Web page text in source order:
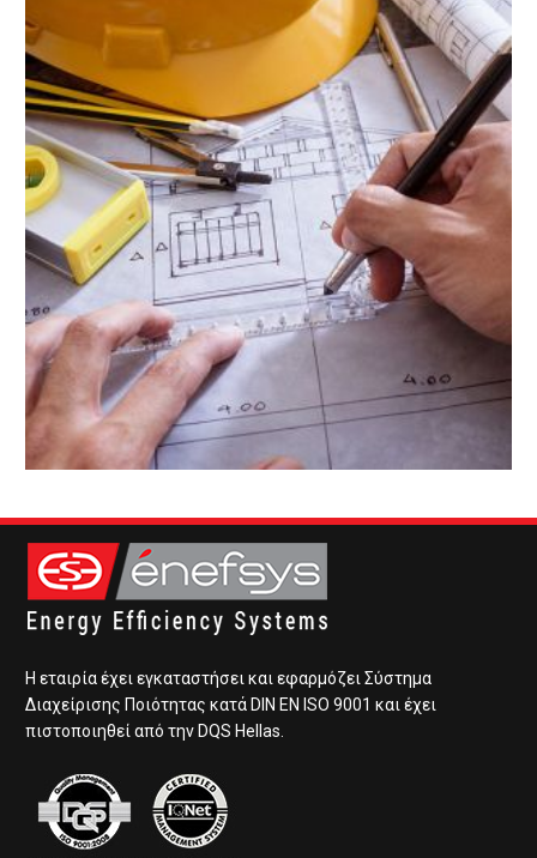
Η εταιρία έχει εγκαταστήσει και εφαρμόζει Σύστημα
Διαχείρισης Ποιότητας κατά DIN EN ISO 9001 και έχει
πιστοποιηθεί από την DQS Hellas.